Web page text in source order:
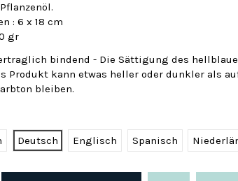
: 6 x 18 cm
gr
bindend - Die Sättigung des
Produkt kann etwas heller oder dunkler als
bleiben.
Deutsch Englisch Spanisch